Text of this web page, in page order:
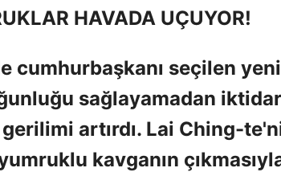
HAVADA UÇUYOR!
cumhurbaşkanı seçilen
sağlayamadan
artırdı. Lai Ching-
kavganın